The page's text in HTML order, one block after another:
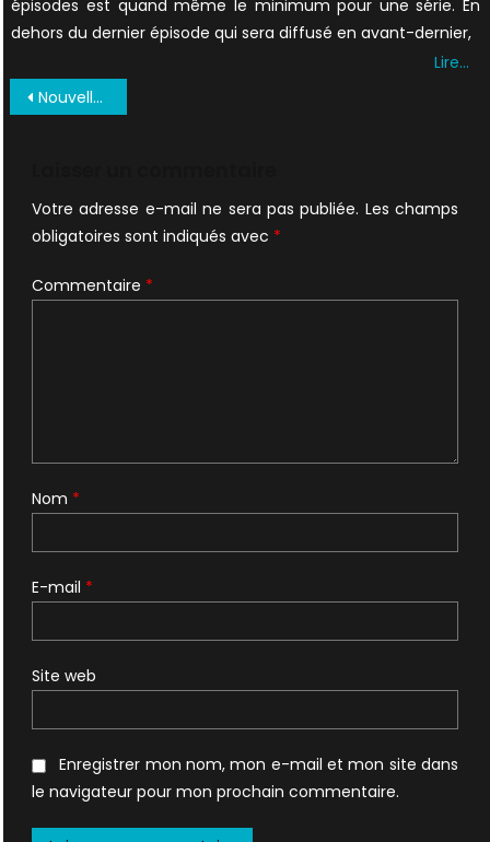
épisodes est quand même le minimum pour une série. En
dehors du dernier épisode qui sera diffusé en avant-dernier,
Lire…
Navigation
Nouvelle figurine Scully chez ThreeZero
Votre adresse e-mail ne sera pas publiée. Les champs
obligatoires sont indiqués avec *
Commentaire *
Nom *
E-mail *
Site web
Enregistrer mon nom, mon e-mail et mon site dans
le navigateur pour mon prochain commentaire.